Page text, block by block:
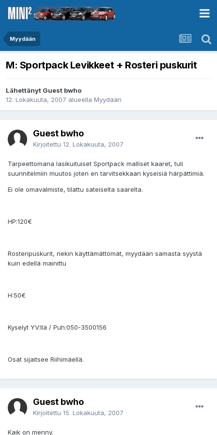
Myydään
M: Sportpack Levikkeet + Rosteri puskurit
Lähettänyt Guest bwho
12. Lokakuuta, 2007 alueella Myydään
Guest bwho
Kirjoitettu 12. Lokakuuta, 2007
Tarpeettomana lasikuituiset Sportpack malliset kaaret, tuli
suunnitelmiin muutos joten en tarvitsekkaan kyseisiä härpättimiä.
Ei ole omavalmiste, tilattu sateiselta saarelta.
HP:120€
Rosteripuskurit, nekin käyttämättömät, myydään samasta syystä
kuin edellä mainittu
H:50€
Kyselyt YV:llä / Puh:050-3500156
Osat sijaitsee Riihimäellä.
Guest bwho
Kirjoitettu 15. Lokakuuta, 2007
Kaik on menny.